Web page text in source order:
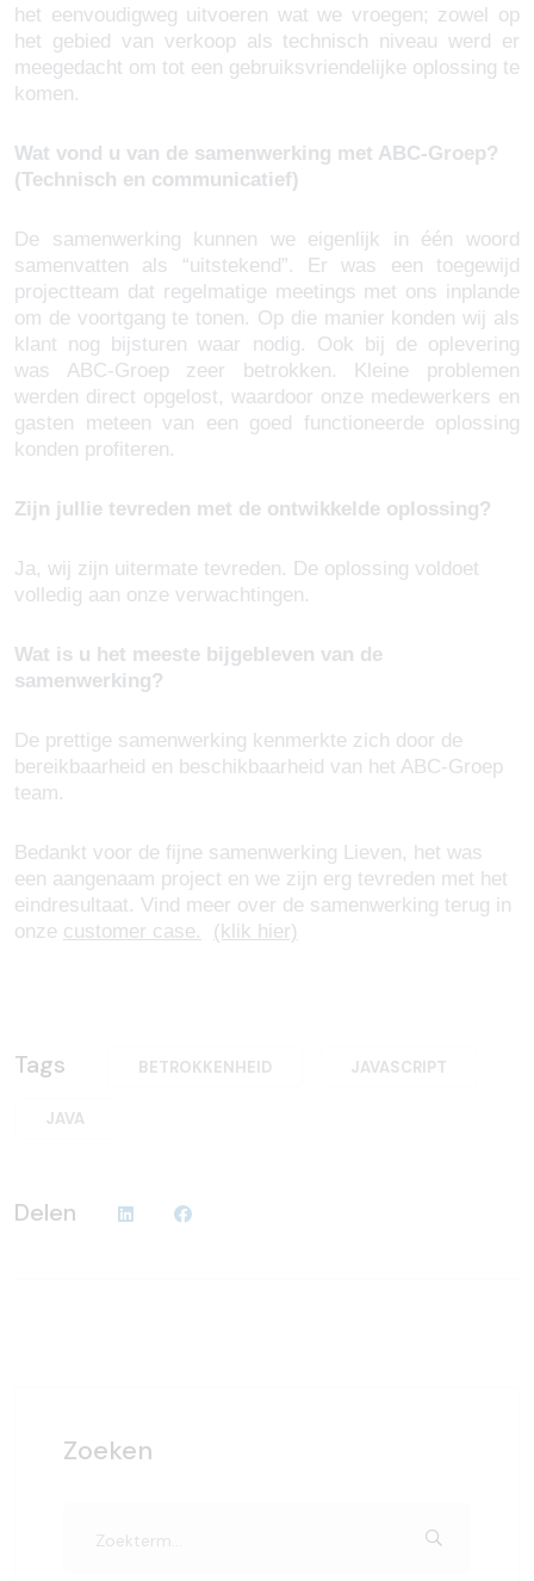
het eenvoudigweg uitvoeren wat we vroegen; zowel op
het gebied van verkoop als technisch niveau werd er
meegedacht om tot een gebruiksvriendelijke oplossing te
komen.
Wat vond u van de samenwerking met ABC-Groep?
(Technisch en communicatief)
De samenwerking kunnen we eigenlijk in één woord
samenvatten als “uitstekend”. Er was een toegewijd
projectteam dat regelmatige meetings met ons inplande
om de voortgang te tonen. Op die manier konden wij als
klant nog bijsturen waar nodig. Ook bij de oplevering
was ABC-Groep zeer betrokken. Kleine problemen
werden direct opgelost, waardoor onze medewerkers en
gasten meteen van een goed functioneerde oplossing
konden profiteren.
Zijn jullie tevreden met de ontwikkelde oplossing?
Ja, wij zijn uitermate tevreden. De oplossing voldoet
volledig aan onze verwachtingen.
Wat is u het meeste bijgebleven van de
samenwerking?
De prettige samenwerking kenmerkte zich door de
bereikbaarheid en beschikbaarheid van het ABC-Groep
team.
Bedankt voor de fijne samenwerking Lieven, het was
een aangenaam project en we zijn erg tevreden met het
eindresultaat. Vind meer over de samenwerking terug in
onze customer case. (klik hier)
Tags BETROKKENHEID JAVASCRIPT
JAVA
Delen
Zoeken